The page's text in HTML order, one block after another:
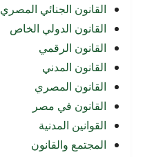
القانون الجنائي المصري
القانون الدولي الخاص
القانون الرقمي
القانون المدني
القانون المصري
القانون في مصر
القوانين المدنية
المجتمع والقانون